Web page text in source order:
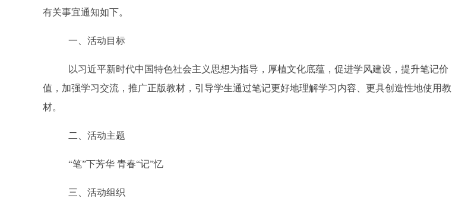
有关事宜通知如下。
一、活动目标
以习近平新时代中国特色社会主义思想为指导，厚植文化底蕴，促进学风建设，提升笔记价
值，加强学习交流，推广正版教材，引导学生通过笔记更好地理解学习内容、更具创造性地使用教
材。
二、活动主题
“笔”下芳华 青春“记”忆
三、活动组织